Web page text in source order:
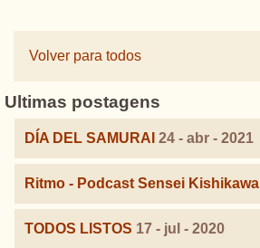
Volver para todos
Ultimas postagens
DÍA DEL SAMURAI 24 - abr - 2021
Ritmo - Podcast Sensei Kishikawa
TODOS LISTOS 17 - jul - 2020